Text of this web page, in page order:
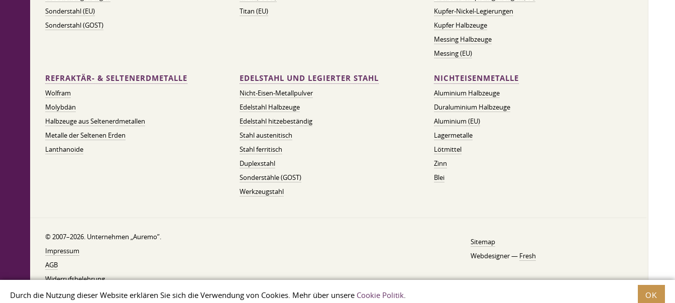
Durch die Nutzung dieser Website erklären Sie sich die Verwendung von Cookies. Mehr über unsere Cookie Politik. OK
Sonderstahl (EU)
Sonderstahl (GOST)
Titan (EU)
Kupfer-Nickel-Legierungen
Kupfer Halbzeuge
Messing Halbzeuge
Messing (EU)
REFRAKTÄR- & SELTENERDMETALLE
Wolfram
Molybdän
Halbzeuge aus Seltenerdmetallen
Metalle der Seltenen Erden
Lanthanoide
EDELSTAHL UND LEGIERTER STAHL
Nicht-Eisen-Metallpulver
Edelstahl Halbzeuge
Edelstahl hitzebeständig
Stahl austenitisch
Stahl ferritisch
Duplexstahl
Sonderstähle (GOST)
Werkzeugstahl
NICHTEISENMETALLE
Aluminium Halbzeuge
Duraluminium Halbzeuge
Aluminium (EU)
Lagermetalle
Lötmittel
Zinn
Blei
© 2007–2026. Unternehmen „Auremo”.
Impressum
AGB
Widerrufsbelehrung
Datenschutzerklärung
Sitemap
Webdesigner — Fresh